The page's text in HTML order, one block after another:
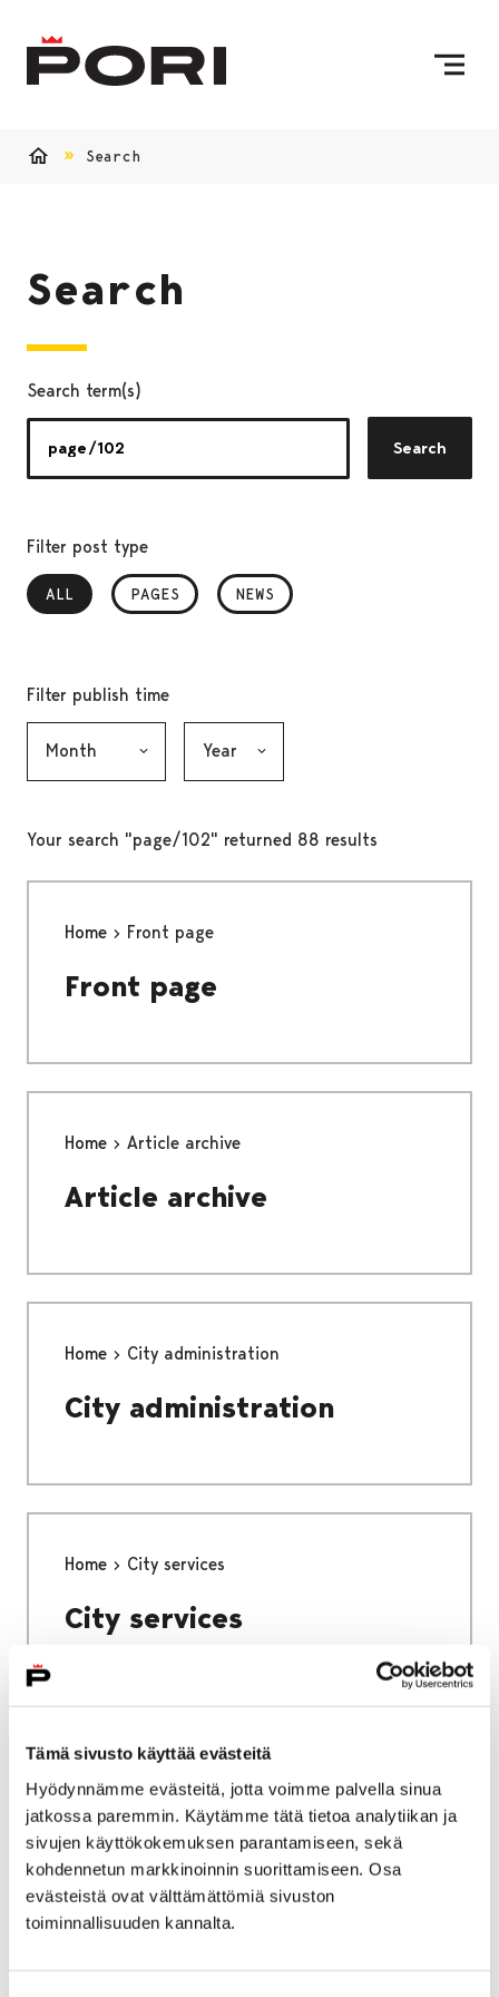
Tämä sivusto käyttää evästeitä
Hyödynnämme evästeitä, jotta voimme palvella sinua
jatkossa paremmin. Käytämme tätä tietoa analytiikan ja
sivujen käyttökokemuksen parantamiseen, sekä
kohdennetun markkinoinnin suorittamiseen. Osa
evästeistä ovat välttämättömiä sivuston
toiminnallisuuden kannalta.
Search
Search
Search term(s)
Search
Filter post type
ALL
, SELECTEDPAGES NEWS
Filter publish time
Your search "page/102" returned 88 results
Home Front page
Front page
Home Article archive
Article archive
Home City administration
City administration
Home City services
City services
Why Pori